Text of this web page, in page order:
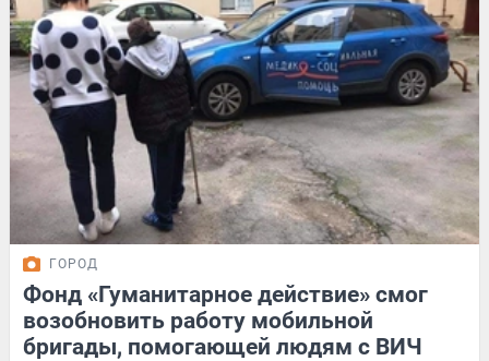
ГОРОД
Фонд «Гуманитарное действие» смог
возобновить работу мобильной
бригады, помогающей людям с ВИЧ